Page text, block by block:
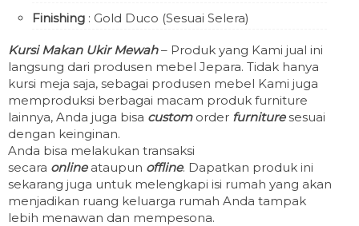
Finishing : Gold Duco (Sesuai Selera)
Kursi Makan Ukir Mewah– Produk yang Kami jual ini
langsung dari produsen mebel Jepara. Tidak hanya
kursi meja saja, sebagai produsen mebel Kami juga
memproduksi berbagai macam produk furniture
lainnya, Anda juga bisa customorder furnituresesuai
dengan keinginan.
Anda bisa melakukan transaksi
secara onlineataupun offline. Dapatkan produk ini
sekarang juga untuk melengkapi isi rumah yang akan
menjadikan ruang keluarga rumah Anda tampak
lebih menawan dan mempesona.